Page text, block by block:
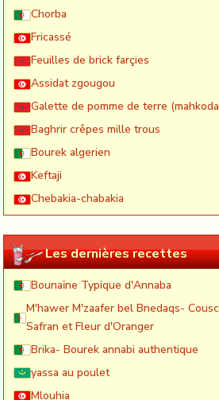
Chorba
Fricassé
Feuilles de brick farçies
Assidat zgougou
Galette de pomme de terre
Baghrir crêpes mille trous
Bourek algerien
Keftaji
Chebakia-chabakia
Les dernières recettes
Bounaïne Typique d'Annaba
M'hawer M'zaafer bel Bnedaqs-
Safran et Fleur d'Oranger
Brika- Bourek annabi authentique
yassa au poulet
Mlouhia